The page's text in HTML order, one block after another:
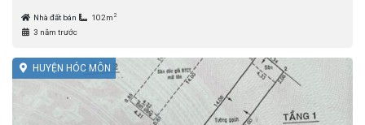
Nhà đất bán 102m 2
3 năm trước
HUYỆN HÓC MÔN